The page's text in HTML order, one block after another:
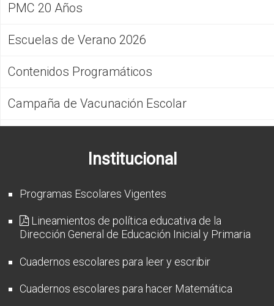
PMC 20 Años
Escuelas de Verano 2026
Contenidos Programáticos
Campaña de Vacunación Escolar
Institucional
Programas Escolares Vigentes
Lineamientos de política educativa de la
Dirección General de Educación Inicial y Primaria
Cuadernos escolares para leer y escribir
Cuadernos escolares para hacer Matemática